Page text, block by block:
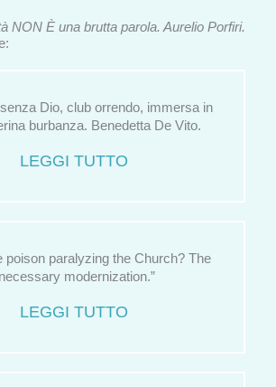
NON È una brutta parola. Aurelio Porfiri.
senza Dio, club orrendo, immersa in
burbanza. Benedetta De Vito.
LEGGI TUTTO
poison paralyzing the Church? The
modernization.”
LEGGI TUTTO